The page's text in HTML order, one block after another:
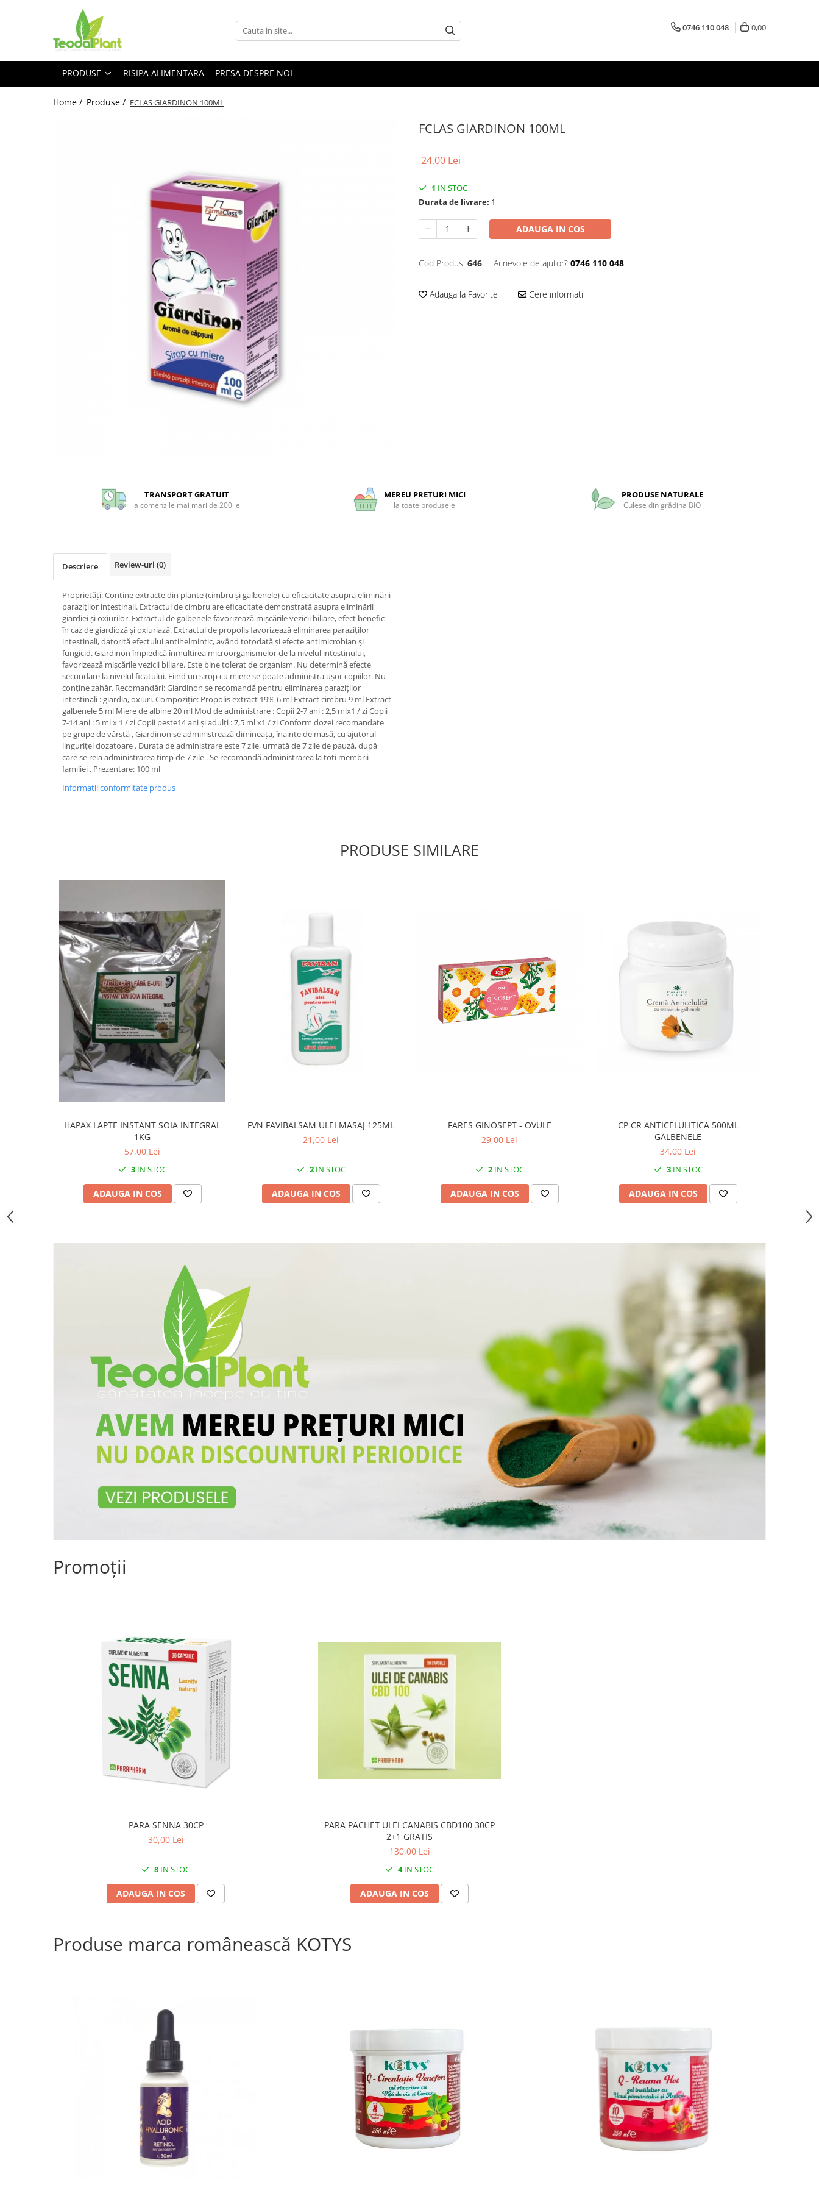
Produse
ANTIINFLAMATOARE
SUPLIMENTE TONICE
SUPLIMENTE URO-GENITAL
SUPLIMENTE STOMAC- DIGESTIE-
SUPLIMENTE IMUNITATE
COSMETICE FAȚĂ
CREME CORP-MASAJ-MAINI -
FOOD SEMINȚE- OLEAGINOASE
GEMODERIVATE
CREME AFECTIUNI PIELE
SUPOZITOARE
SUPERALIMENTE
0746 110 048 0,00
PRODUSE RISIPA ALIMENTARA PRESA DESPRE NOI
Home / Produse / FCLAS GIARDINON 100ML
FCLAS GIARDINON 100ML
Facebook
24,00 Lei
1 IN STOC
Durata de livrare: 1
ADAUGA IN COS
Cod Produs: 646 Ai nevoie de ajutor? 0746 110 048
Adauga la Favorite Cere informatii
TRANSPORT GRATUIT
la comenzile mai mari de 200 lei
MEREU PRETURI MICI
la toate produsele
PRODUSE NATURALE
Culese din grădina BIO
Descriere Review-uri (0)
Proprietăți: Conține extracte din plante (cimbru și galbenele) cu eficacitate asupra eliminării
paraziților intestinali. Extractul de cimbru are eficacitate demonstrată asupra eliminării
giardiei și oxiurilor. Extractul de galbenele favorizează mișcările vezicii biliare, efect benefic
în caz de giardioză și oxiuriază. Extractul de propolis favorizează eliminarea paraziților
intestinali, datorită efectului antihelmintic, având totodată și efecte antimicrobian și
fungicid. Giardinon împiedică înmulțirea microorganismelor de la nivelul intestinului,
favorizează mișcările vezicii biliare. Este bine tolerat de organism. Nu determină efecte
secundare la nivelul ficatului. Fiind un sirop cu miere se poate administra ușor copiilor. Nu
conține zahăr. Recomandări: Giardinon se recomandă pentru eliminarea paraziților
intestinali : giardia, oxiuri. Compoziție: Propolis extract 19% 6 ml Extract cimbru 9 ml Extract
galbenele 5 ml Miere de albine 20 ml Mod de administrare : Copii 2-7 ani : 2,5 mlx1 / zi Copii
7-14 ani : 5 ml x 1 / zi Copii peste14 ani și adulți : 7,5 ml x1 / zi Conform dozei recomandate
pe grupe de vârstă , Giardinon se administrează dimineața, înainte de masă, cu ajutorul
linguriței dozatoare . Durata de administrare este 7 zile, urmată de 7 zile de pauză, după
care se reia administrarea timp de 7 zile . Se recomandă administrarea la toți membrii
familiei . Prezentare: 100 ml
Informatii conformitate produs
PRODUSE SIMILARE
HAPAX LAPTE INSTANT SOIA INTEGRAL
1KG
57,00 Lei
3IN STOC
ADAUGA IN COS
FVN FAVIBALSAM ULEI MASAJ 125ML
21,00 Lei
2IN STOC
ADAUGA IN COS
FARES GINOSEPT - OVULE
29,00 Lei
2IN STOC
ADAUGA IN COS
CP CR ANTICELULITICA 500ML
GALBENELE
34,00 Lei
3IN STOC
ADAUGA IN COS
Promoții
PARA SENNA 30CP
30,00 Lei
8 IN STOC
ADAUGA IN COS
PARA PACHET ULEI CANABIS CBD100 30CP
2+1 GRATIS
130,00 Lei
4IN STOC
ADAUGA IN COS
Produse marca românească KOTYS